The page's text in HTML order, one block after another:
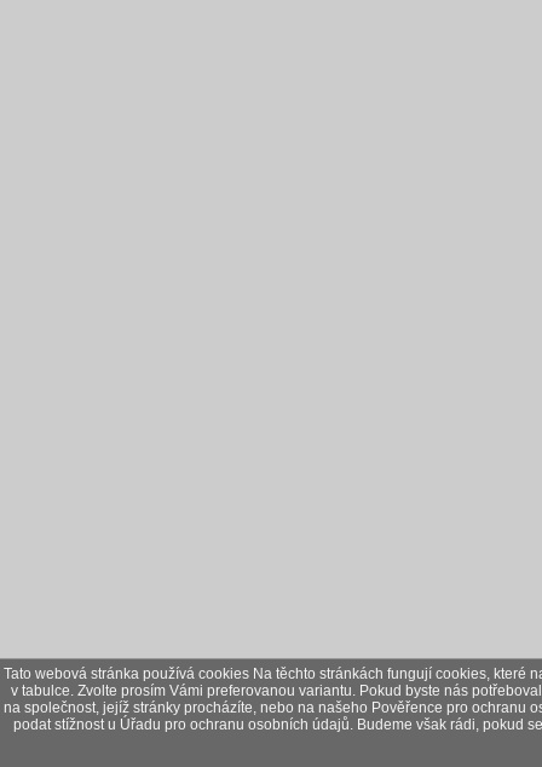
Tato webová stránka používá cookies Na těchto stránkách fungují cookies,
v tabulce. Zvolte prosím Vámi preferovanou variantu. Pokud byste nás
na společnost, jejíž stránky procházíte, nebo na našeho Pověřence pro ochranu
podat stížnost u Úřadu pro ochranu osobních údajů. Budeme však rádi, pokud